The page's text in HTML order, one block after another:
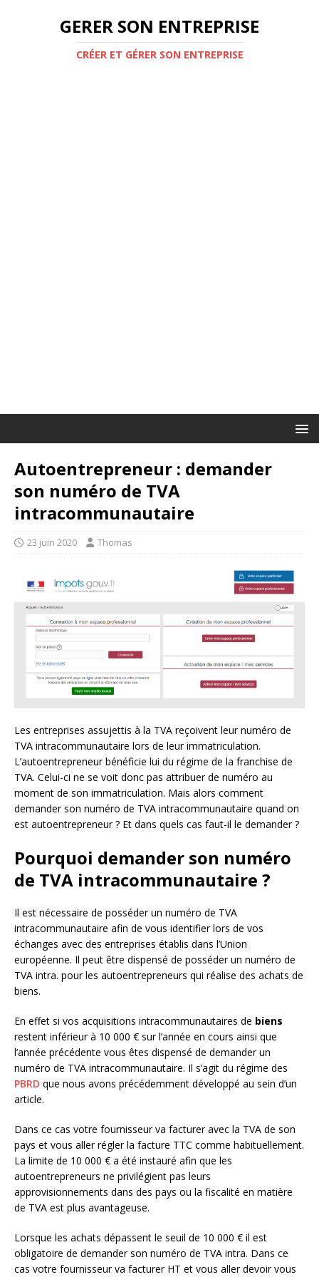
GERER SON ENTREPRISE
CRÉER ET GÉRER SON ENTREPRISE
Autoentrepreneur : demander
son numéro de TVA
intracommunautaire
23 juin 2020 Thomas
Les entreprises assujettis à la TVA reçoivent leur numéro de
TVA intracommunautaire lors de leur immatriculation.
L’autoentrepreneur bénéficie lui du régime de la franchise de
TVA. Celui-ci ne se voit donc pas attribuer de numéro au
moment de son immatriculation. Mais alors comment
demander son numéro de TVA intracommunautaire quand on
est autoentrepreneur ? Et dans quels cas faut-il le demander ?
Pourquoi demander son numéro
de TVA intracommunautaire ?
Il est nécessaire de posséder un numéro de TVA
intracommunautaire afin de vous identifier lors de vos
échanges avec des entreprises établis dans l’Union
européenne. Il peut être dispensé de posséder un numéro de
TVA intra. pour les autoentrepreneurs qui réalise des achats de
biens.
En effet si vos acquisitions intracommunautaires de biens
restent inférieur à 10 000 € sur l’année en cours ainsi que
l’année précédente vous êtes dispensé de demander un
numéro de TVA intracommunautaire. Il s’agit du régime des
PBRD que nous avons précédemment développé au sein d’un
article.
Dans ce cas votre fournisseur va facturer avec la TVA de son
pays et vous aller régler la facture TTC comme habituellement.
La limite de 10 000 € a été instauré afin que les
autoentrepreneurs ne privilégient pas leurs
approvisionnements dans des pays ou la fiscalité en matière
de TVA est plus avantageuse.
Lorsque les achats dépassent le seuil de 10 000 € il est
obligatoire de demander son numéro de TVA intra. Dans ce
cas votre fournisseur va facturer HT et vous aller devoir vous